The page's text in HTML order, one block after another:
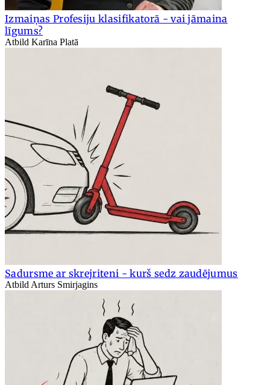
Izmaiņas Profesiju klasifikatorā - vai jāmaina
līgums?
Atbild Karīna Platā
Sadursme ar skrejriteni - kurš sedz zaudējumus
Atbild Arturs Smirjagins